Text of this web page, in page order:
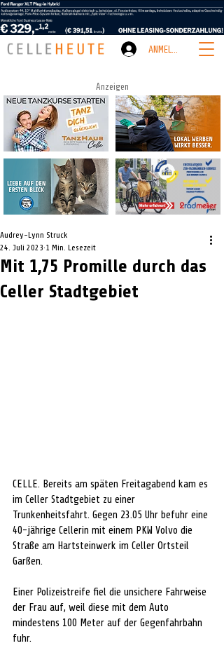
ANMELDEN
Anzeigen
Mit 1,75 Promille durch das
Celler Stadtgebiet
Audrey-Lynn Struck
24. Juli 2023 1 Min. Lesezeit
CELLE. Bereits am späten Freitagabend kam es
im Celler Stadtgebiet zu einer
Trunkenheitsfahrt. Gegen 23.05 Uhr befuhr eine
40-jährige Cellerin mit einem PKW Volvo die
Straße am Hartsteinwerk im Celler Ortsteil
Garßen.
Einer Polizeistreife fiel die unsichere Fahrweise
der Frau auf, weil diese mit dem Auto
mindestens 100 Meter auf der Gegenfahrbahn
fuhr.